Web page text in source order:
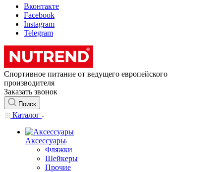
Вконтакте
Facebook
Instagram
Telegram
Спортивное питание от ведущего европейского
производителя
Заказать звонок
Поиск
Каталог
Аксессуары
Фляжки
Шейкеры
Прочие